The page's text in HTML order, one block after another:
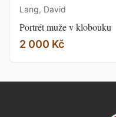
Lang, David
Portrét muže v klobouku
2 000 Kč